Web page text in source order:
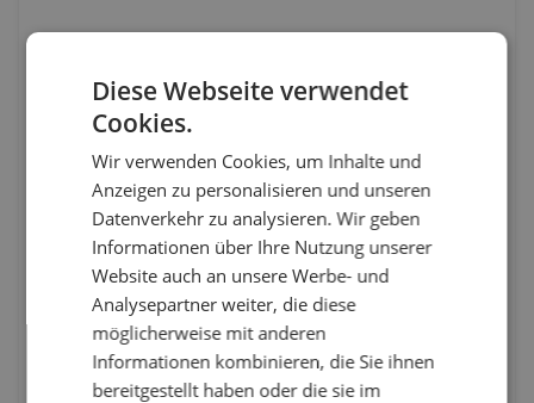
Diese Webseite verwendet
Cookies.
Wir verwenden Cookies, um Inhalte und
Anzeigen zu personalisieren und unseren
Datenverkehr zu analysieren. Wir geben
Informationen über Ihre Nutzung unserer
Website auch an unsere Werbe- und
Analysepartner weiter, die diese
möglicherweise mit anderen
Informationen kombinieren, die Sie ihnen
bereitgestellt haben oder die sie im